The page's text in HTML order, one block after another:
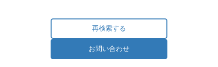
再検索する
お問い合わせ